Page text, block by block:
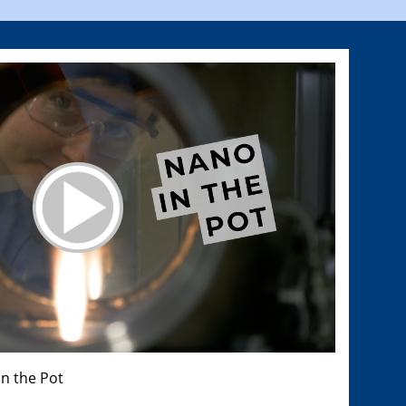
the Pot